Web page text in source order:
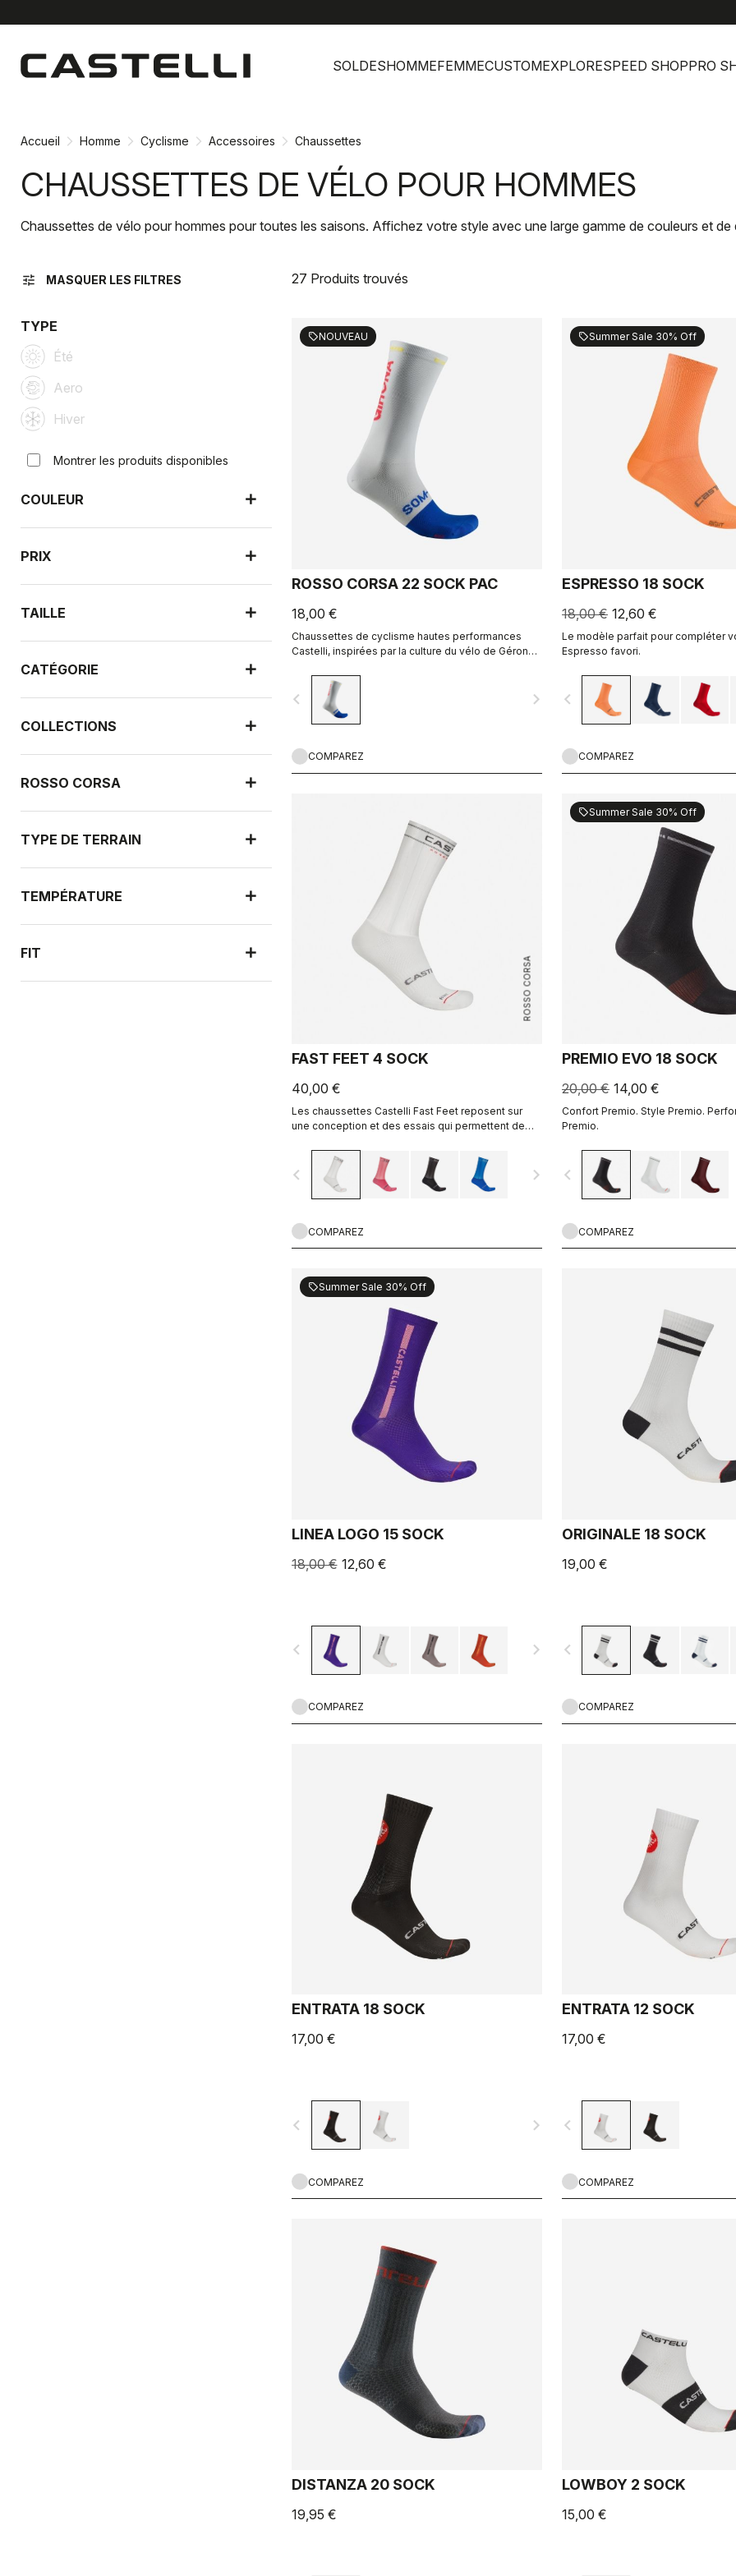
contenu
SOLDESHOMMEFEMMECUSTOMEXPLORESPEED SHOPPRO
Accueil Homme Cyclisme Accessoires Chaussettes
CHAUSSETTES DE VÉLO POUR HOMMES
Chaussettes de vélo pour hommes pour toutes les saisons. Affichez votre style avec une large gamme de couleurs et de
tune MASQUER LES FILTRES 27 Produits trouvés
TYPE
Été
Aero
Hiver
Montrer les produits disponibles
COULEUR
PRIX
TAILLE
CATÉGORIE
COLLECTIONS
ROSSO CORSA
TYPE DE TERRAIN
TEMPÉRATURE
FIT
sellNOUVEAU
ROSSO CORSA 22 SOCK PAC
18,00 €
Chaussettes de cyclisme hautes performances
Castelli, inspirées par la culture du vélo de Gérone.
navigate_before navigate_next
COMPAREZ
sellSummer Sale 30% Off
ESPRESSO 18 SOCK
18,00 € 12,60 €
Le modèle parfait pour compléter
Espresso favori.
navigate_before
COMPAREZ
ROSSO CORSA
FAST FEET 4 SOCK
40,00 €
Les chaussettes Castelli Fast Feet reposent sur
une conception et des essais qui permettent de
navigate_before navigate_next
COMPAREZ
sellSummer Sale 30% Off
PREMIO EVO 18 SOCK
20,00 € 14,00 €
Confort Premio. Style Premio.
Premio.
navigate_before
COMPAREZ
sellSummer Sale 30% Off
LINEA LOGO 15 SOCK
18,00 € 12,60 €
navigate_before navigate_next
COMPAREZ
ORIGINALE 18 SOCK
19,00 €
navigate_before
COMPAREZ
ENTRATA 18 SOCK
17,00 €
navigate_before navigate_next
COMPAREZ
ENTRATA 12 SOCK
17,00 €
navigate_before
COMPAREZ
DISTANZA 20 SOCK
19,95 €
LOWBOY 2 SOCK
15,00 €